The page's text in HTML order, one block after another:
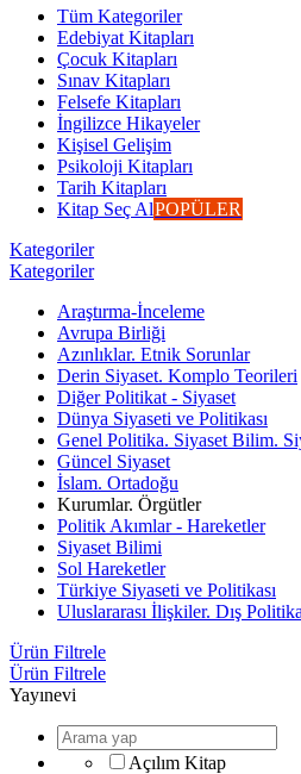
Tüm Kategoriler
Edebiyat Kitapları
Çocuk Kitapları
Sınav Kitapları
Felsefe Kitapları
İngilizce Hikayeler
Kişisel Gelişim
Psikoloji Kitapları
Tarih Kitapları
Kitap Seç AlPOPÜLER
Kategoriler
Kategoriler
Araştırma-İnceleme
Avrupa Birliği
Azınlıklar. Etnik Sorunlar
Derin Siyaset. Komplo Teorileri
Diğer Politikat - Siyaset
Dünya Siyaseti ve Politikası
Genel Politika. Siyaset Bilim.
Güncel Siyaset
İslam. Ortadoğu
Kurumlar. Örgütler
Politik Akımlar - Hareketler
Siyaset Bilimi
Sol Hareketler
Türkiye Siyaseti ve Politikası
Uluslararası İlişkiler. Dış Politika
Ürün Filtrele
Ürün Filtrele
Yayınevi
Açılım Kitap